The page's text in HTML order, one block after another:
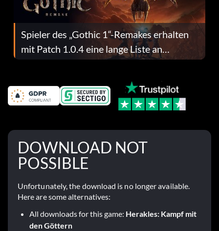
Spieler des „Gothic 1“-Remakes erhalten
mit Patch 1.0.4 eine lange Liste an
Fehlerbehebungen
DOWNLOAD NOT
POSSIBLE
Unfortunately, the download is no longer available.
Here are some alternatives:
All downloads for this game: Herakles: Kampf mit
den Göttern